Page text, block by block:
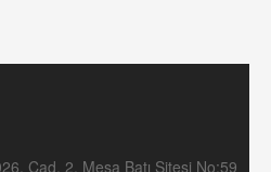
Cad. 2. Mesa Batı Sitesi No:59